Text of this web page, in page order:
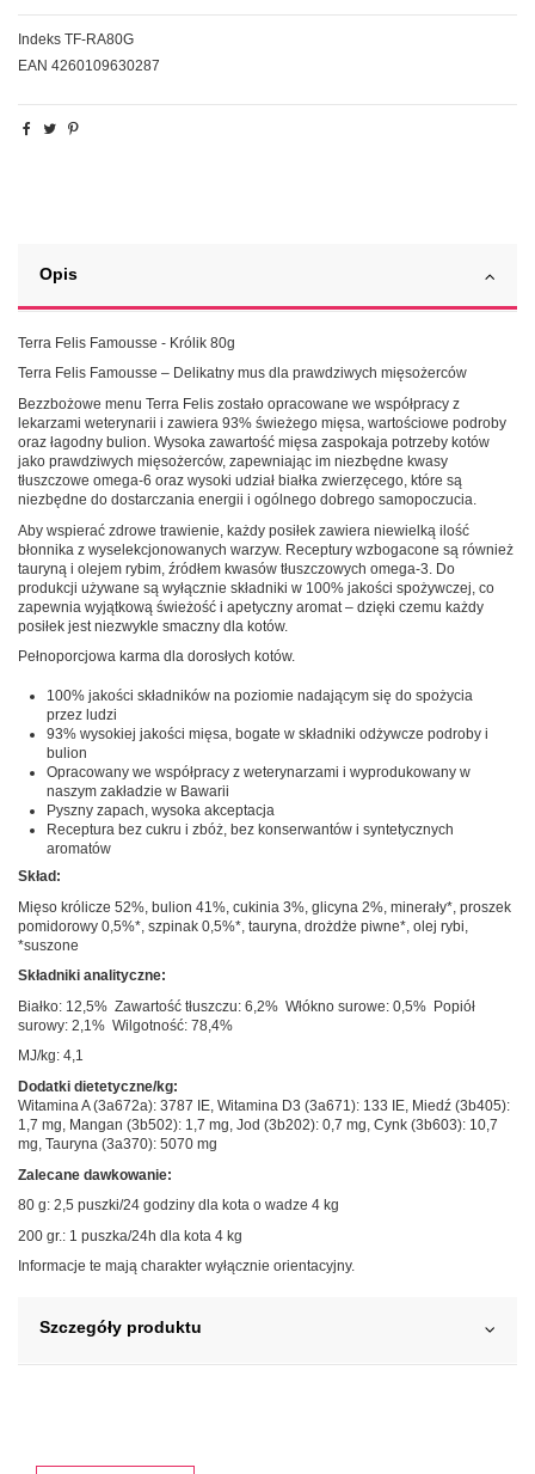
Indeks TF-RA80G
EAN 4260109630287
Opis
Terra Felis Famousse - Królik 80g
Terra Felis Famousse – Delikatny mus dla prawdziwych mięsożerców
Bezzbożowe menu Terra Felis zostało opracowane we współpracy z
lekarzami weterynarii i zawiera 93% świeżego mięsa, wartościowe podroby
oraz łagodny bulion. Wysoka zawartość mięsa zaspokaja potrzeby kotów
jako prawdziwych mięsożerców, zapewniając im niezbędne kwasy
tłuszczowe omega-6 oraz wysoki udział białka zwierzęcego, które są
niezbędne do dostarczania energii i ogólnego dobrego samopoczucia.
Aby wspierać zdrowe trawienie, każdy posiłek zawiera niewielką ilość
błonnika z wyselekcjonowanych warzyw. Receptury wzbogacone są również
tauryną i olejem rybim, źródłem kwasów tłuszczowych omega-3. Do
produkcji używane są wyłącznie składniki w 100% jakości spożywczej, co
zapewnia wyjątkową świeżość i apetyczny aromat – dzięki czemu każdy
posiłek jest niezwykle smaczny dla kotów.
Pełnoporcjowa karma dla dorosłych kotów.
100% jakości składników na poziomie nadającym się do spożycia
przez ludzi
93% wysokiej jakości mięsa, bogate w składniki odżywcze podroby i
bulion
Opracowany we współpracy z weterynarzami i wyprodukowany w
naszym zakładzie w Bawarii
Pyszny zapach, wysoka akceptacja
Receptura bez cukru i zbóż, bez konserwantów i syntetycznych
aromatów
Skład:
Mięso królicze 52%, bulion 41%, cukinia 3%, glicyna 2%, minerały*, proszek
pomidorowy 0,5%*, szpinak 0,5%*, tauryna, drożdże piwne*, olej rybi,
*suszone
Składniki analityczne:
Białko: 12,5% Zawartość tłuszczu: 6,2% Włókno surowe: 0,5% Popiół
surowy: 2,1% Wilgotność: 78,4%
MJ/kg: 4,1
Dodatki dietetyczne/kg:
Witamina A (3a672a): 3787 IE, Witamina D3 (3a671): 133 IE, Miedź (3b405):
1,7 mg, Mangan (3b502): 1,7 mg, Jod (3b202): 0,7 mg, Cynk (3b603): 10,7
mg, Tauryna (3a370): 5070 mg
Zalecane dawkowanie:
80 g: 2,5 puszki/24 godziny dla kota o wadze 4 kg
200 gr.: 1 puszka/24h dla kota 4 kg
Informacje te mają charakter wyłącznie orientacyjny.
Szczegóły produktu